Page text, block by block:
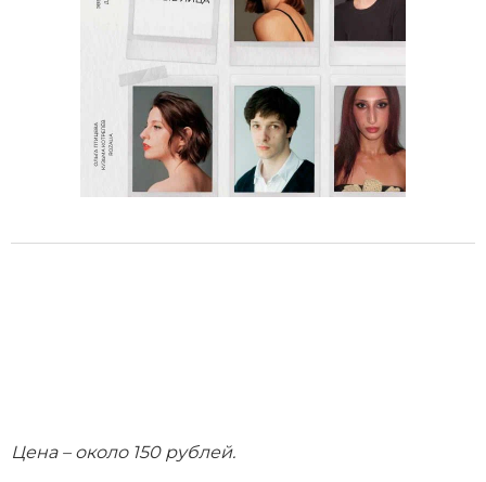
Цена – около 150 рублей.